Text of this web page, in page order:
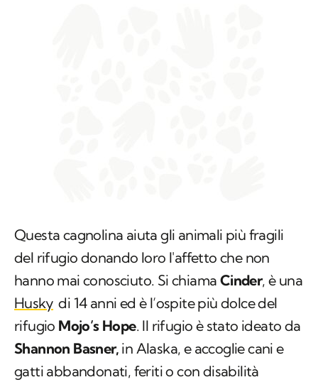
Questa cagnolina aiuta gli animali più fragili
del rifugio donando loro l'affetto che non
hanno mai conosciuto. Si chiama Cinder, è una
Husky di 14 anni ed è l’ospite più dolce del
rifugio Mojo’s Hope. Il rifugio è stato ideato da
Shannon Basner, in Alaska, e accoglie cani e
gatti abbandonati, feriti o con disabilità